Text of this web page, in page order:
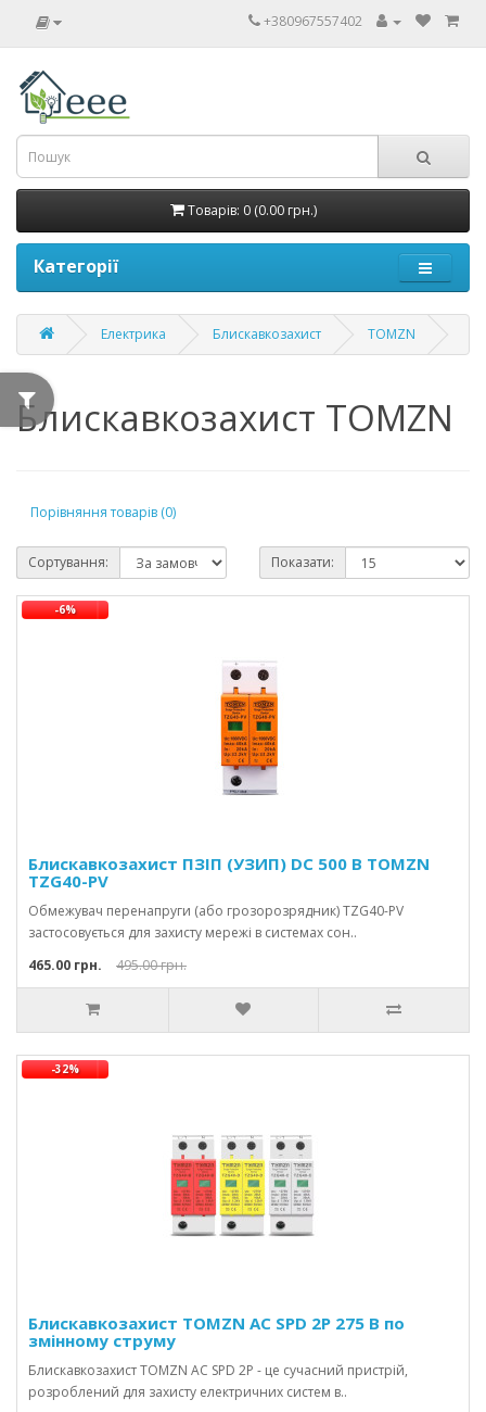
+380967557402
Товарів: 0 (0.00 грн.)
Категорії
Електрика Блискавкозахист TOMZN
Блискавкозахист TOMZN
Порівняння товарів (0)
Сортування: Показати:
Блискавкозахист ПЗІП (УЗИП) DC 500 В TOMZN
TZG40-PV
Обмежувач перенапруги (або грозорозрядник) TZG40-PV
застосовується для захисту мережі в системах сон..
-6%
465.00 грн. 495.00 грн.
Блискавкозахист TOMZN AC SPD 2P 275 В по
змінному струму
Блискавкозахист TOMZN AC SPD 2P - це сучасний пристрій,
розроблений для захисту електричних систем в..
-32%